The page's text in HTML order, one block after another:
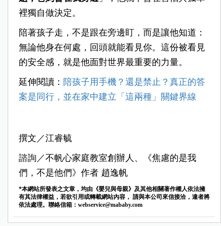
裡獨自做決定。
陪著孩子走，不是跟在旁邊盯，而是讓他知道：
無論他身在何處，回頭就能看見你。這份被看見
的安全感，就是他面對世界最重要的力量。
延伸閱讀： 陪孩子用手機？還是禁止？真正的答
案是同行，並在家中建立「這兩種」關鍵界線
撰文／江睿毓
諮詢／不帆心家庭教室創辦人、《焦慮的是我
們，不是他們》作者 趙逸帆
*本網站所發表之文章，均由《嬰兒與母親》及其他相關著作權人依法擁
有其法律權益，若欲引用或轉載網站內容， 請與本公司來信接洽，違者將
依法處理。聯絡信箱： webservice@mababy.com